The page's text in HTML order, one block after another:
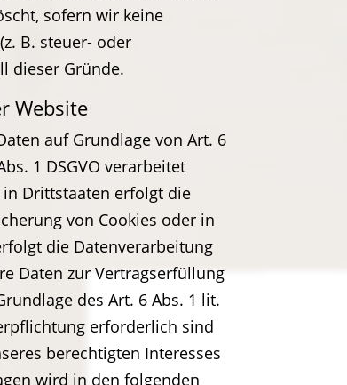
sofern wir keine
B. steuer- oder
dieser Gründe.
Website
auf Grundlage von Art. 6
1 DSGVO verarbeitet
Drittstaaten erfolgt die
von Cookies oder in
die Datenverarbeitung
Daten zur Vertragserfüllung
des Art. 6 Abs. 1 lit.
erforderlich sind
berechtigten Interesses
wird in den folgenden